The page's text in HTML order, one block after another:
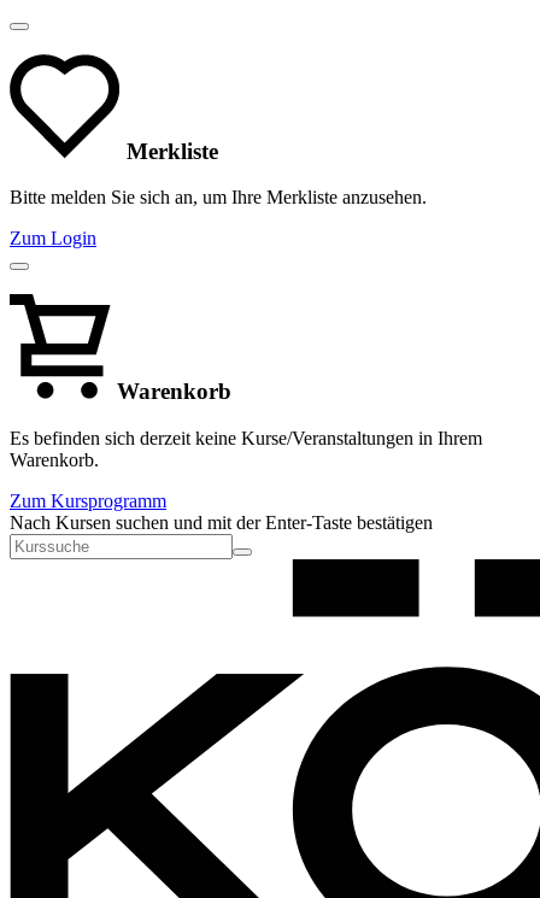
Merkliste
Bitte melden Sie sich an, um Ihre Merkliste anzusehen.
Zum Login
Warenkorb
Es befinden sich derzeit keine Kurse/Veranstaltungen in Ihrem
Warenkorb.
Zum Kursprogramm
Nach Kursen suchen und mit der Enter-Taste bestätigen